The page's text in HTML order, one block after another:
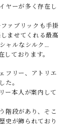
ヤーが多く存在し
ァブリックも手掛
ませてくれる最高
ャルなシルク…
ております。
フリー、アトリエ
た。
ー本人が案内して
階段があり、そこ
史が飾られており